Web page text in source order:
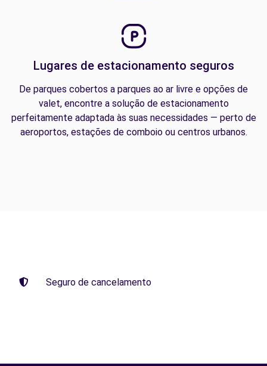
Lugares de estacionamento seguros
De parques cobertos a parques ao ar livre e opções de
valet, encontre a solução de estacionamento
perfeitamente adaptada às suas necessidades — perto de
aeroportos, estações de comboio ou centros urbanos.
Seguro de cancelamento